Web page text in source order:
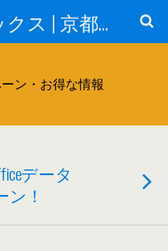
オカムラトピックス | 京都の印刷通販サイト（株）オカムラ - 封筒・挨拶状・名刺・ポストカード・ポスター・チラシ印刷、出版事業ならお任せ。
ン・お得な情報
データ
！